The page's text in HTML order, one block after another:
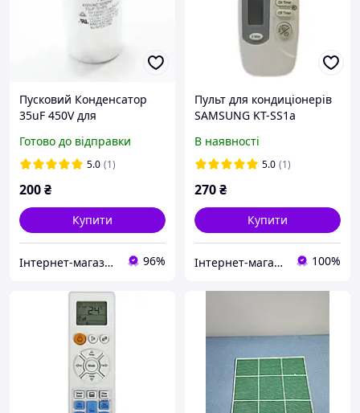
Пусковий Конденсатор
35uF 450V для
Готово до відправки
5.0 (1)
200₴
Купити
Інтернет-магазин "Merloni" 96%
Пульт для кондиціонерів
SAMSUNG KT-SS1a
В наявності
5.0 (1)
270₴
Купити
Інтернет-магазин "Aux Market" 100%